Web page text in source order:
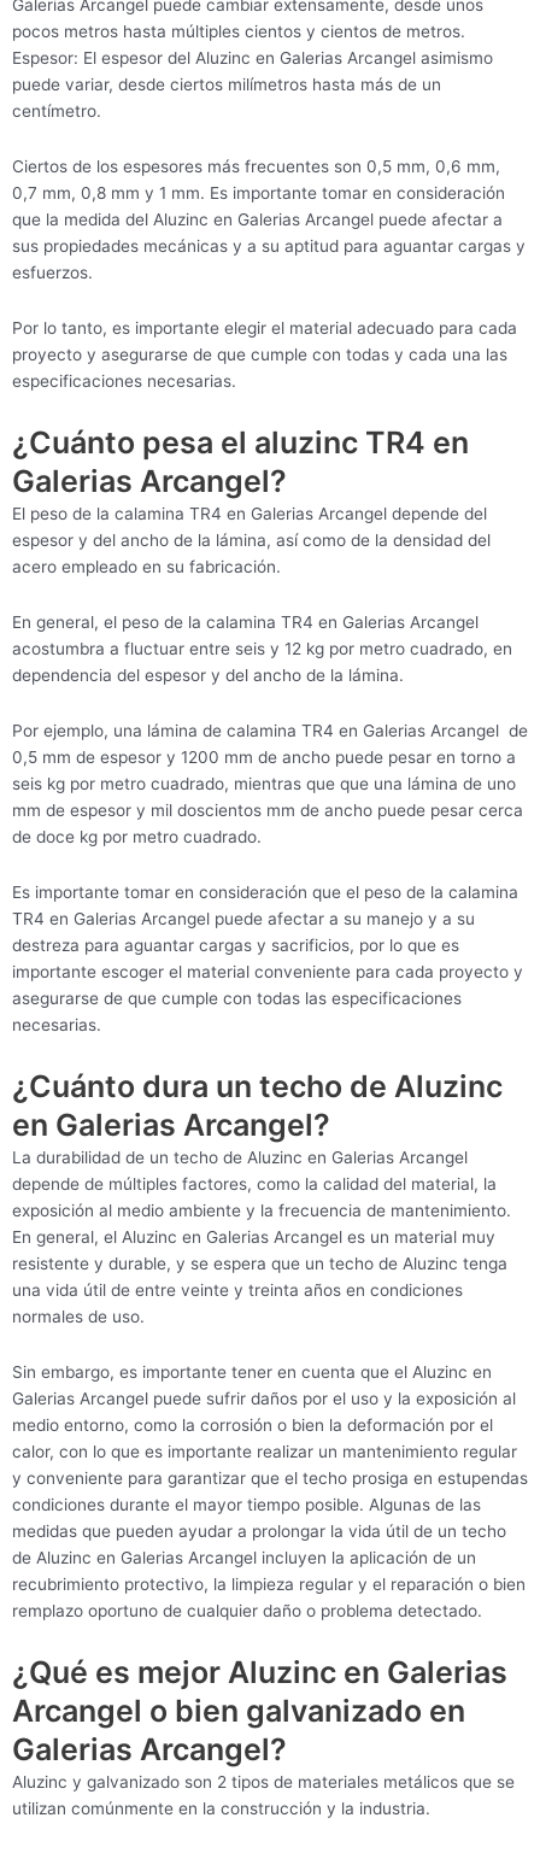
Galerias Arcangel puede cambiar extensamente, desde unos
pocos metros hasta múltiples cientos y cientos de metros.
Espesor: El espesor del Aluzinc en Galerias Arcangel asimismo
puede variar, desde ciertos milímetros hasta más de un
centímetro.
Ciertos de los espesores más frecuentes son 0,5 mm, 0,6 mm,
0,7 mm, 0,8 mm y 1 mm. Es importante tomar en consideración
que la medida del Aluzinc en Galerias Arcangel puede afectar a
sus propiedades mecánicas y a su aptitud para aguantar cargas y
esfuerzos.
Por lo tanto, es importante elegir el material adecuado para cada
proyecto y asegurarse de que cumple con todas y cada una las
especificaciones necesarias.
¿Cuánto pesa el aluzinc TR4 en
Galerias Arcangel?
El peso de la calamina TR4 en Galerias Arcangel depende del
espesor y del ancho de la lámina, así como de la densidad del
acero empleado en su fabricación.
En general, el peso de la calamina TR4 en Galerias Arcangel
acostumbra a fluctuar entre seis y 12 kg por metro cuadrado, en
dependencia del espesor y del ancho de la lámina.
Por ejemplo, una lámina de calamina TR4 en Galerias Arcangel de
0,5 mm de espesor y 1200 mm de ancho puede pesar en torno a
seis kg por metro cuadrado, mientras que que una lámina de uno
mm de espesor y mil doscientos mm de ancho puede pesar cerca
de doce kg por metro cuadrado.
Es importante tomar en consideración que el peso de la calamina
TR4 en Galerias Arcangel puede afectar a su manejo y a su
destreza para aguantar cargas y sacrificios, por lo que es
importante escoger el material conveniente para cada proyecto y
asegurarse de que cumple con todas las especificaciones
necesarias.
¿Cuánto dura un techo de Aluzinc
en Galerias Arcangel?
La durabilidad de un techo de Aluzinc en Galerias Arcangel
depende de múltiples factores, como la calidad del material, la
exposición al medio ambiente y la frecuencia de mantenimiento.
En general, el Aluzinc en Galerias Arcangel es un material muy
resistente y durable, y se espera que un techo de Aluzinc tenga
una vida útil de entre veinte y treinta años en condiciones
normales de uso.
Sin embargo, es importante tener en cuenta que el Aluzinc en
Galerias Arcangel puede sufrir daños por el uso y la exposición al
medio entorno, como la corrosión o bien la deformación por el
calor, con lo que es importante realizar un mantenimiento regular
y conveniente para garantizar que el techo prosiga en estupendas
condiciones durante el mayor tiempo posible. Algunas de las
medidas que pueden ayudar a prolongar la vida útil de un techo
de Aluzinc en Galerias Arcangel incluyen la aplicación de un
recubrimiento protectivo, la limpieza regular y el reparación o bien
remplazo oportuno de cualquier daño o problema detectado.
¿Qué es mejor Aluzinc en Galerias
Arcangel o bien galvanizado en
Galerias Arcangel?
Aluzinc y galvanizado son 2 tipos de materiales metálicos que se
utilizan comúnmente en la construcción y la industria.